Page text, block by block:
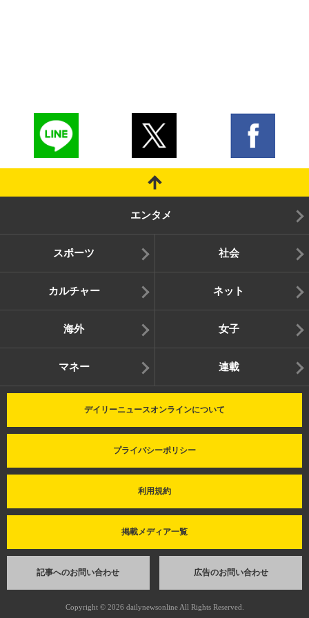
エンタメ
スポーツ 社会
カルチャー ネット
海外 女子
マネー 連載
デイリーニュースオンラインについて
プライバシーポリシー
利用規約
掲載メディア一覧
記事へのお問い合わせ 広告のお問い合わせ
Copyright © 2026 dailynewsonline All Rights Reserved.